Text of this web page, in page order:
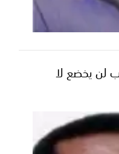
لمشروع تعليمي يستهدف 13 مدرسة في
لن يخضع لا